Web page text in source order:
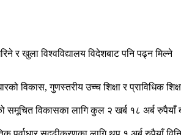
विकास, गुणस्तरीय उच्च शिक्षा र प्राविधिक
समूचित विकासका लागि कुल २ खर्ब १८ अर्ब रुपैयाँ